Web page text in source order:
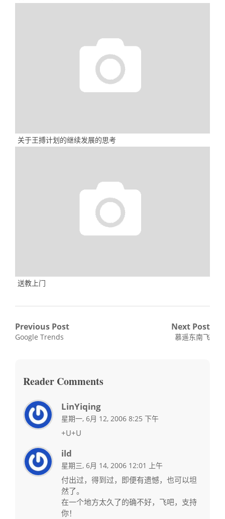
关于王搏计划的继续发展的思考
送教上门
文
章
航
Previous Post
Previous
Google Trends
Next Post
Next
慕遥东南飞
Reader Comments
LinYiqing
星期一, 6月 12, 2006 8:25 下午
+U+U
ild
星期三, 6月 14, 2006 12:01 上午
付出过，得到过，即便有遗憾，也可以坦
然了。
在一个地方太久了的确不好，飞吧，支持
你！